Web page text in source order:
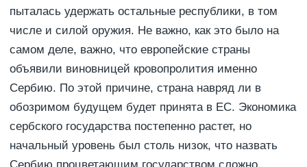
пыталась удержать остальные республики, в том
числе и силой оружия. Не важно, как это было на
самом деле, важно, что европейские страны
объявили виновницей кровопролития именно
Сербию. По этой причине, страна навряд ли в
обозримом будущем будет принята в ЕС. Экономика
сербского государства постепенно растет, но
начальный уровень был столь низок, что назвать